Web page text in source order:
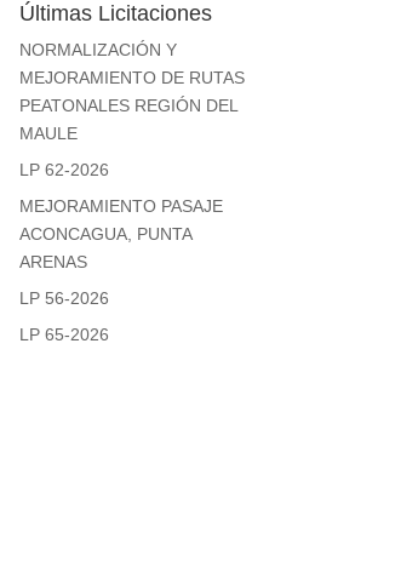
Últimas Licitaciones
NORMALIZACIÓN Y
MEJORAMIENTO DE RUTAS
PEATONALES REGIÓN DEL
MAULE
LP 62-2026
MEJORAMIENTO PASAJE
ACONCAGUA, PUNTA
ARENAS
LP 56-2026
LP 65-2026